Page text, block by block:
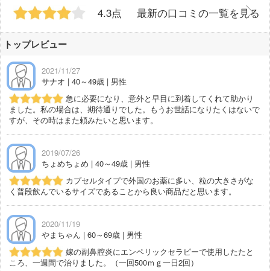
4.3点 最新の口コミの一覧を見る
トップレビュー
2021/11/27
サナオ | 40～49歳 | 男性
急に必要になり、意外と早目に到着してくれて助かり
ました。私の場合は、期待通りでした。もうお世話になりたくはないで
すが、その時はまた頼みたいと思います。
2019/07/26
ちょめちょめ | 40～49歳 | 男性
カプセルタイプで外国のお薬に多い、粒の大きさがな
く普段飲んでいるサイズであることから良い商品だと思います。
2020/11/19
やまちゃん | 60～69歳 | 男性
嫁の副鼻腔炎にエンペリックセラピーで使用したたと
ころ、一週間で治りました。（一回500ｍｇ一日2回）